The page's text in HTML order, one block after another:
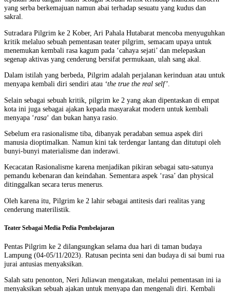
yang serba berkemajuan namun abai terhadap sesuatu yang kudus dan
sakral.
Sutradara Pilgrim ke 2 Kober, Ari Pahala Hutabarat mencoba menyuguhkan
kritik melaluo sebuah pementasan teater pilgrim, semacam upaya untuk
menemukan kembali rasa kagum pada ‘cahaya sejati’ dan melepaskan
segenap aktivas yang cenderung bersifat permukaan, ulah sang akal.
Dalam istilah yang berbeda, Pilgrim adalah perjalanan kerinduan atau untuk
menyapa kembali diri sendiri atau ‘the true the real self’.
Selain sebagai sebuah kritik, pilgrim ke 2 yang akan dipentaskan di empat
kota ini juga sebagai ajakan kepada masyarakat modern untuk kembali
menyapa ‘rasa‘ dan bukan hanya rasio.
Sebelum era rasionalisme tiba, dibanyak peradaban semua aspek diri
manusia dioptimalkan. Namun kini tak terdengar lantang dan ditutupi oleh
bunyi-bunyi materialisme dan inderawi.
Kecacatan Rasionalisme karena menjadikan pikiran sebagai satu-satunya
pemandu kebenaran dan keindahan. Sementara aspek ‘rasa’ dan physical
ditinggalkan secara terus menerus.
Oleh karena itu, Pilgrim ke 2 lahir sebagai antitesis dari realitas yang
cenderung materilistik.
Teater Sebagai Media Pedia Pembelajaran
Pentas Pilgrim ke 2 dilangsungkan selama dua hari di taman budaya
Lampung (04-05/11/2023). Ratusan pecinta seni dan budaya di sai bumi rua
jurai antusias menyaksikan.
Salah satu penonton, Neri Juliawan mengatakan, melalui pementasan ini ia
menyaksikan sebuah ajakan untuk menyapa dan mengenali diri. Kembali